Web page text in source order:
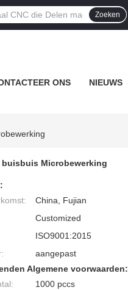
Zoeken
ONS NIEUWS
Microbewerking
China, Fujian
Customized
ISO9001:2015
aangepast
Algemene voorwaarden:
1000 pccs